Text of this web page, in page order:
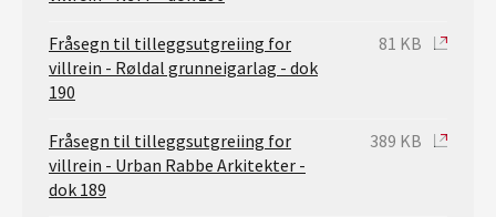
Fråsegn til tilleggsutgreiing for
villrein - Røldal grunneigarlag - dok
190
81 KB
Fråsegn til tilleggsutgreiing for
villrein - Urban Rabbe Arkitekter -
dok 189
389 KB